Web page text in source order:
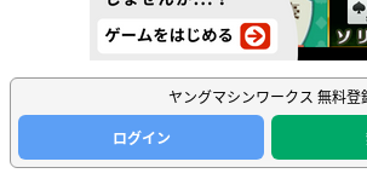
ヤングマシンワークス 無料登
ログイン